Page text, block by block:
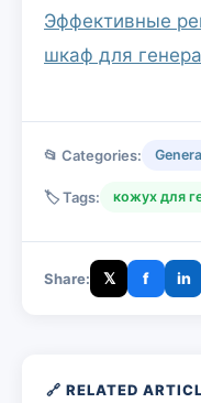
Эффективные
шкаф для
📂 Categories:
🏷️ Tags: кожух для
Share: 𝕏 f in
🔗 RELATED